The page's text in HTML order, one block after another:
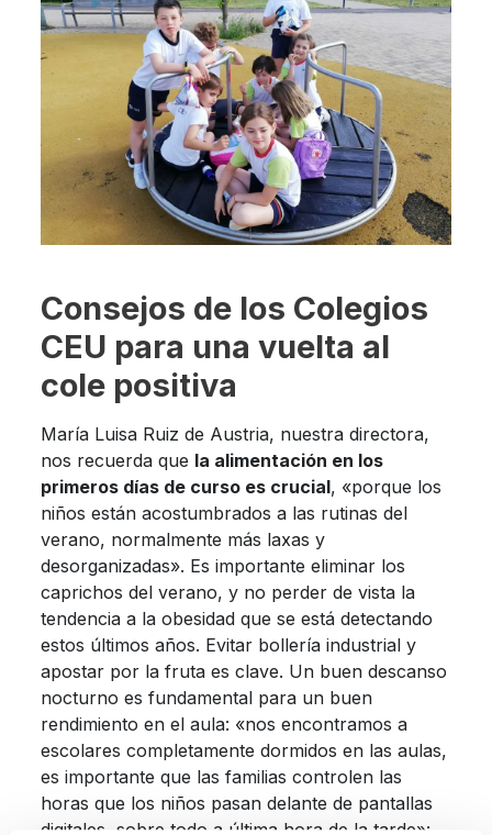
Consejos de los Colegios
CEU para una vuelta al
cole positiva
María Luisa Ruiz de Austria, nuestra directora,
nos recuerda que la alimentación en los
primeros días de curso es crucial, «porque los
niños están acostumbrados a las rutinas del
verano, normalmente más laxas y
desorganizadas». Es importante eliminar los
caprichos del verano, y no perder de vista la
tendencia a la obesidad que se está detectando
estos últimos años. Evitar bollería industrial y
apostar por la fruta es clave. Un buen descanso
nocturno es fundamental para un buen
rendimiento en el aula: «nos encontramos a
escolares completamente dormidos en las aulas,
es importante que las familias controlen las
horas que los niños pasan delante de pantallas
digitales, sobre todo a última hora de la tarde»: